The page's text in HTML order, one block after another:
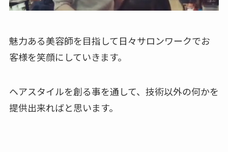
魅力ある美容師を目指して日々サロンワークでお
客様を笑顔にしていきます。
ヘアスタイルを創る事を通して、技術以外の何かを
提供出来ればと思います。